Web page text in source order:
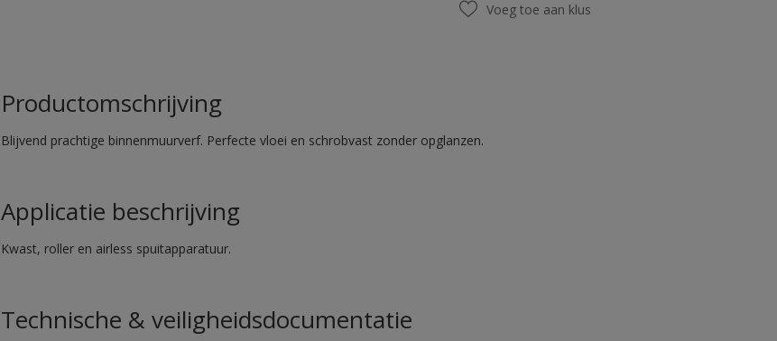
Voeg toe aan klus
Productomschrijving
Blijvend prachtige binnenmuurverf. Perfecte vloei en schrobvast zonder opglanzen.
Applicatie beschrijving
Kwast, roller en airless spuitapparatuur.
Technische & veiligheidsdocumentatie